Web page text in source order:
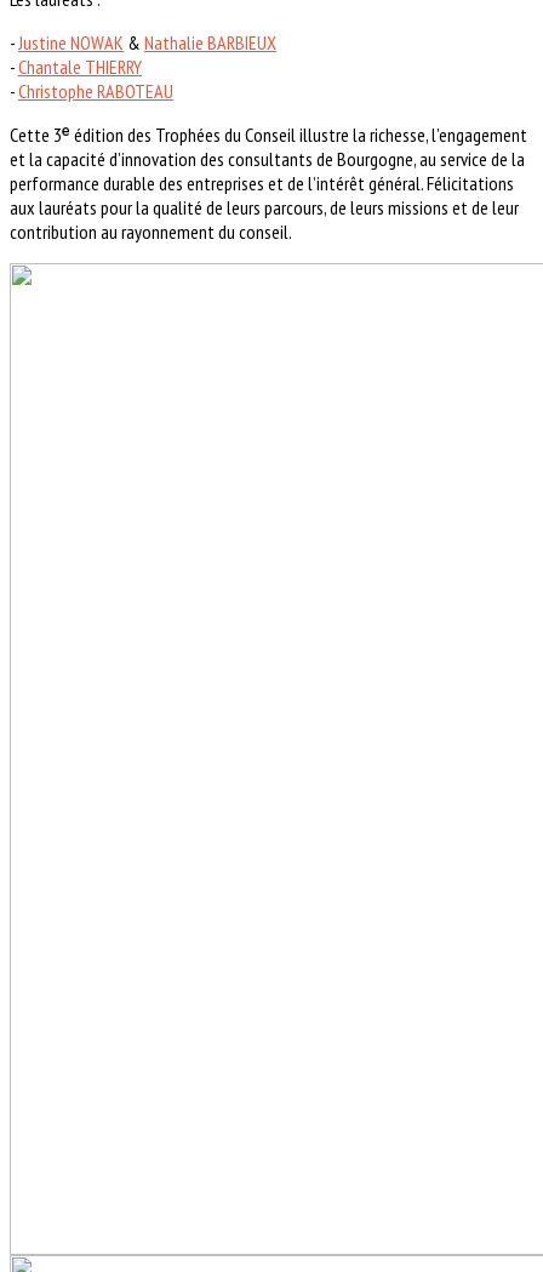
-Justine NOWAK & Nathalie BARBIEUX
-Chantale THIERRY
-Christophe RABOTEAU
Cette 3ᵉ édition des Trophées du Conseil illustre la richesse, l’engagement
et la capacité d’innovation des consultants de Bourgogne, au service de la
performance durable des entreprises et de l’intérêt général. Félicitations
aux lauréats pour la qualité de leurs parcours, de leurs missions et de leur
contribution au rayonnement du conseil.